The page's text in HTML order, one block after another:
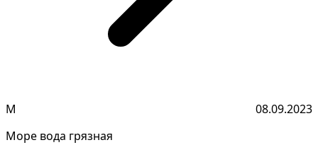
М
08.09.2023
Море вода грязная